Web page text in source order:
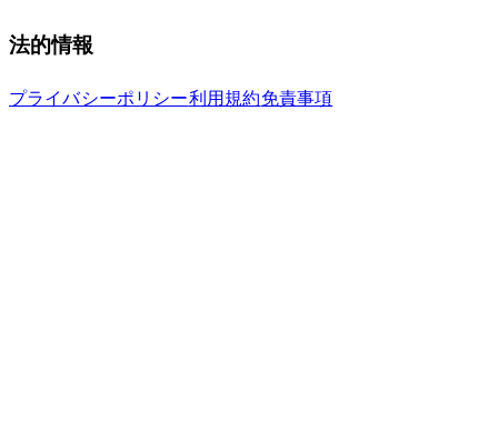
法的情報
プライバシーポリシー利用規約免責事項